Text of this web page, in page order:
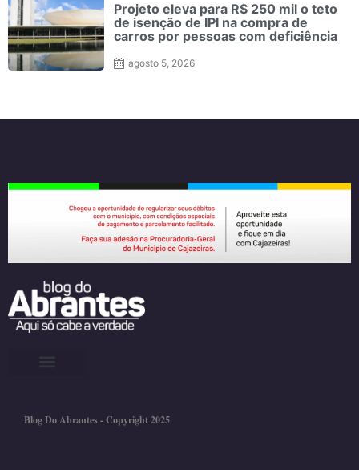
Projeto eleva para R$ 250 mil o teto
de isenção de IPI na compra de
carros por pessoas com deficiência
agosto 5, 2026
Blog Do Abrantes - Copyright 2025